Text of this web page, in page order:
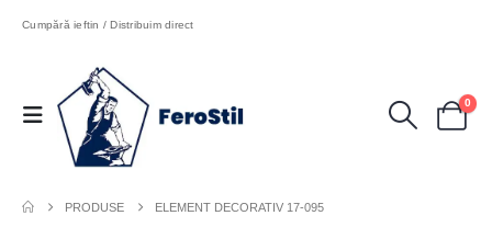
Cumpără ieftin / Distribuim direct
0
PRODUSE ELEMENT DECORATIV 17-095